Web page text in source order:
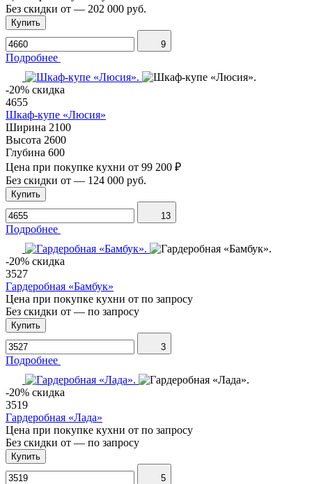
Без скидки от — 202 000 руб.
Купить
9
Подробнее
-20% скидка
4655
Шкаф-купе «Люсия»
Ширина 2100
Высота 2600
Глубина 600
Цена при покупке кухни от 99 200 ₽
Без скидки от — 124 000 руб.
Купить
13
Подробнее
-20% скидка
3527
Гардеробная «Бамбук»
Цена при покупке кухни от по запросу
Без скидки от — по запросу
Купить
3
Подробнее
-20% скидка
3519
Гардеробная «Лада»
Цена при покупке кухни от по запросу
Без скидки от — по запросу
Купить
5